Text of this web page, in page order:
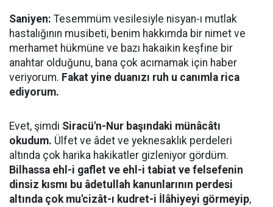
Saniyen: Tesemmüm vesilesiyle nisyan-ı mutlak
hastalığının musibeti, benim hakkımda bir nimet ve
merhamet hükmüne ve bazı hakaikin keşfine bir
anahtar olduğunu, bana çok acımamak için haber
veriyorum. Fakat yine duanızı ruh u canımla rica
ediyorum.
Evet, şimdi Siracü'n-Nur başındaki münâcâtı
okudum. Ülfet ve âdet ve yeknesaklık perdeleri
altında çok harika hakikatler gizleniyor gördüm.
Bilhassa ehl-i gaflet ve ehl-i tabiat ve felsefenin
dinsiz kısmı bu âdetullah kanunlarının perdesi
altında çok mu'cizât-ı kudret-i İlâhiyeyi görmeyip,